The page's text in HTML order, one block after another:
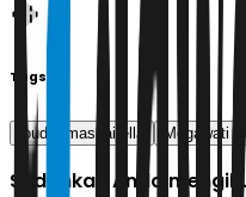
Tags
loudry maspaitella Megawati
Sudahkah Anda